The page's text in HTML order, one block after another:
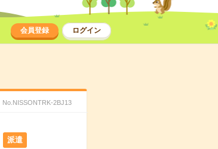
会員登録 ログイン
No.NISSONTRK-2BJ13
派遣